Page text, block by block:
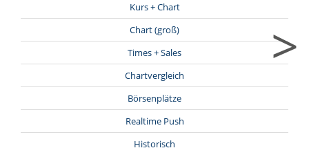
Kurs + Chart
Chart (groß)
Times + Sales
Chartvergleich
Börsenplätze
Realtime Push
Historisch
>